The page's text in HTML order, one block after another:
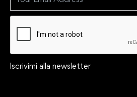
Iscrivimi alla newsletter